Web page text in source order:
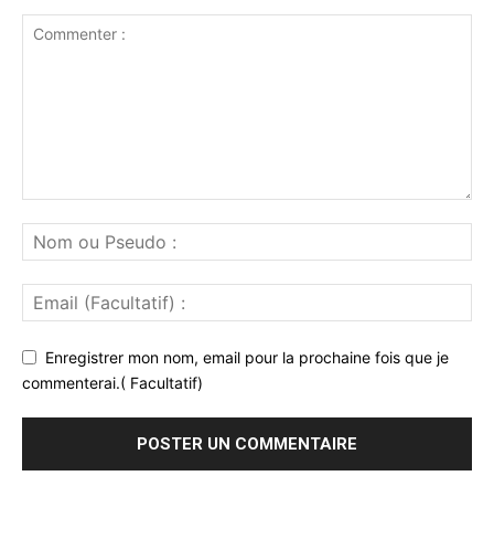
Enregistrer mon nom, email pour la prochaine fois que je
commenterai.( Facultatif)